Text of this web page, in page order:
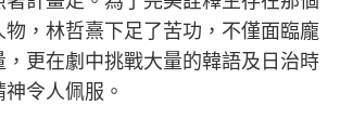
，林哲熹下足了苦功，不僅面臨龐
更在劇中挑戰大量的韓語及日治時
令人佩服。